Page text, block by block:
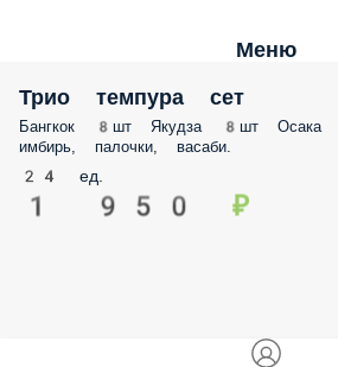
Меню
Трио темпура сет
Бангкок 8шт Якудза 8шт
имбирь, палочки, васаби.
24 ед.
1 950 ₽